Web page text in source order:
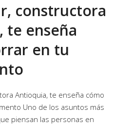
constructora
te enseña
en tu
Antioquia, te enseña cómo
Uno de los asuntos más
piensan las personas en